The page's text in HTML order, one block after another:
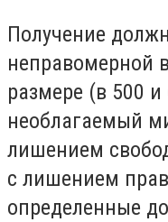
Получение
неправомерной
размере (в 500
необлагаемый
лишением
с лишением
определенные